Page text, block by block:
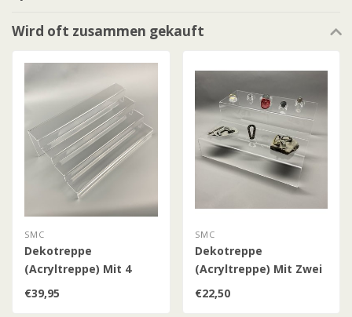
Wird oft zusammen gekauft
SMC
Dekotreppe
(Acryltreppe) Mit 4
Stufen
€39,95
SMC
Dekotreppe
(Acryltreppe) Mit Zwei
Stufen L
€22,50